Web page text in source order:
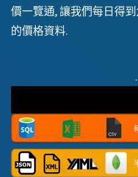
價一覽通, 讓我們每日得
的價格資料.